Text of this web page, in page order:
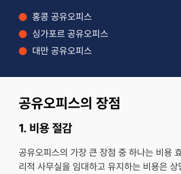
홍콩 공유오피스
싱가포르 공유오피스
대만 공유오피스
공유오피스의 장점
1. 비용 절감
공유오피스의 가장 큰 장점 중 하나는 비용
리적 사무실을 임대하고 유지하는 비용은